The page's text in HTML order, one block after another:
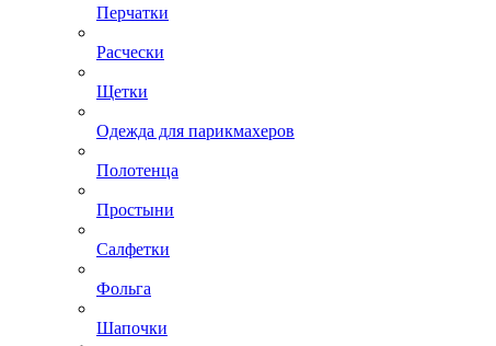
Перчатки
Расчески
Щетки
Одежда для парикмахеров
Полотенца
Простыни
Салфетки
Фольга
Шапочки